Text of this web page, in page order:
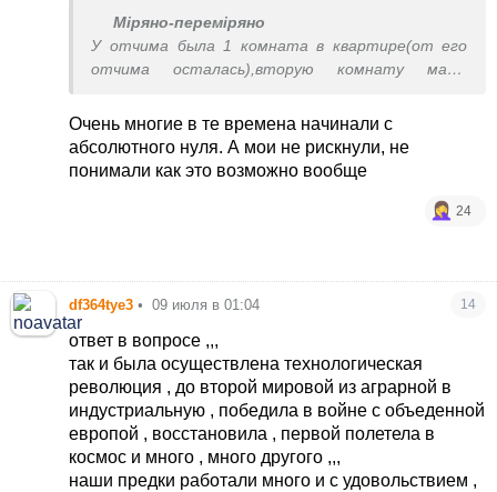
Міряно-переміряно
У отчима была 1 комната в квартире(от его
отчима осталась),вторую комнату мама
разнополые дети и деньги,то хрен бы
получилось.У бабушек были дома в селе,земли
больше 50 соток.Мы там вкалывали где-то до
2000.У отчима был РАФ и самосвал,большой
должны были бизнесом заниматься?
Очень многие в те времена начинали с
абсолютного нуля. А мои не рискнули, не
понимали как это возможно вообще
24
df364tye3 • 09 июля в 01:04 14
ответ в вопросе ,,,
так и была осуществлена технологическая
революция , до второй мировой из аграрной в
индустриальную , победила в войне с объеденной
европой , восстановила , первой полетела в
космос и много , много другого ,,,
наши предки работали много и с удовольствием ,